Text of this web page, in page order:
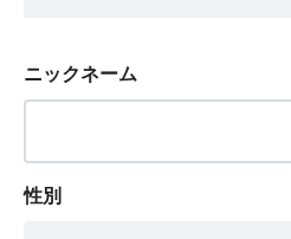
ニックネーム
性別